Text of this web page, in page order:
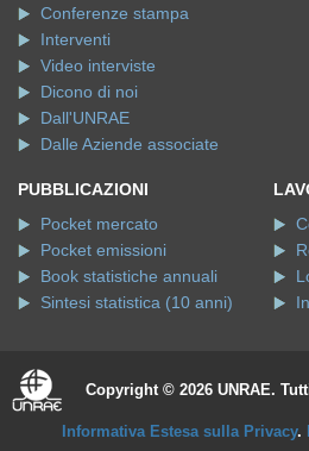
Conferenze stampa
Interventi
Video interviste
Dicono di noi
Dall'UNRAE
Dalle Aziende associate
PUBBLICAZIONI
Pocket mercato
Pocket emissioni
Book statistiche annuali
Sintesi statistica (10 anni)
Copyright © 2026 UNRAE.
Informativa Estesa sulla Privacy.